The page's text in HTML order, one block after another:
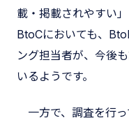
載・掲載されやすい
BtoCにおいても、
ング担当者が、今後
いるようです。
一方で、調査を行